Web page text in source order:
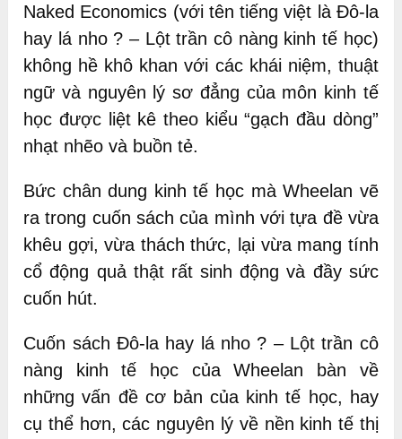
Naked Economics (với tên tiếng việt là Đô-la
hay lá nho ? – Lột trần cô nàng kinh tế học)
không hề khô khan với các khái niệm, thuật
ngữ và nguyên lý sơ đẳng của môn kinh tế
học được liệt kê theo kiểu “gạch đầu dòng”
nhạt nhẽo và buồn tẻ.
Bức chân dung kinh tế học mà Wheelan vẽ
ra trong cuốn sách của mình với tựa đề vừa
khêu gợi, vừa thách thức, lại vừa mang tính
cổ động quả thật rất sinh động và đầy sức
cuốn hút.
Cuốn sách Đô-la hay lá nho ? – Lột trần cô
nàng kinh tế học của Wheelan bàn về
những vấn đề cơ bản của kinh tế học, hay
cụ thể hơn, các nguyên lý về nền kinh tế thị